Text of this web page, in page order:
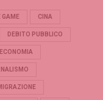
GAME CINA
DEBITO PUBBLICO
ECONOMIA